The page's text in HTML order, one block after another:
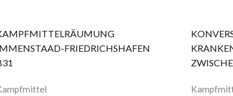
FRIEDRICHSHAFEN